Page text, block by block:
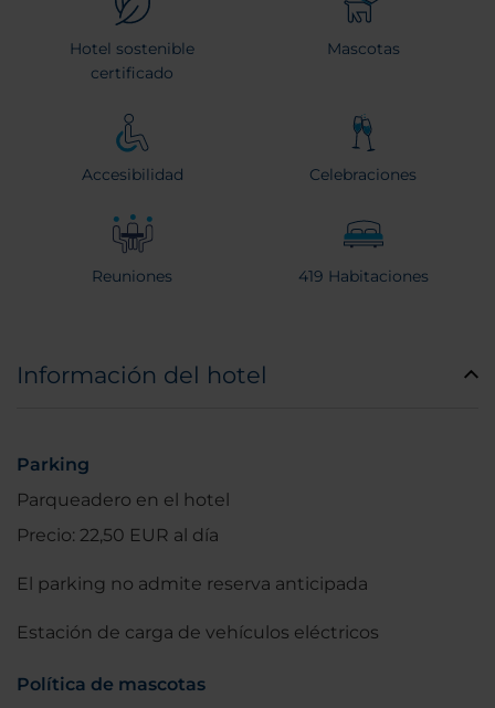
Hotel sostenible
certificado
Mascotas
Accesibilidad Celebraciones
Reuniones 419 Habitaciones
Información del hotel
Parking
Parqueadero en el hotel
Precio: 22,50 EUR al día
El parking no admite reserva anticipada
Estación de carga de vehículos eléctricos
Política de mascotas